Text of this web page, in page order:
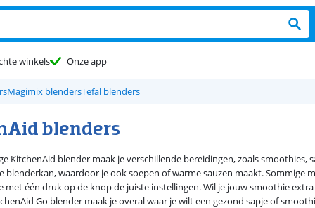
winkels Onze app
Magimix blendersTefal blenders
blenders
KitchenAid blender maak je verschillende bereidingen, zoals smoothies,
blenderkan, waardoor je ook soepen of warme sauzen maakt. Sommige
met één druk op de knop de juiste instellingen. Wil je jouw smoothie
Go blender maak je overal waar je wilt een gezond sapje of